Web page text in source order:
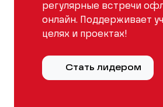
регулярные встречи
онлайн. Поддерживает
целях и проектах!
Стать лидером